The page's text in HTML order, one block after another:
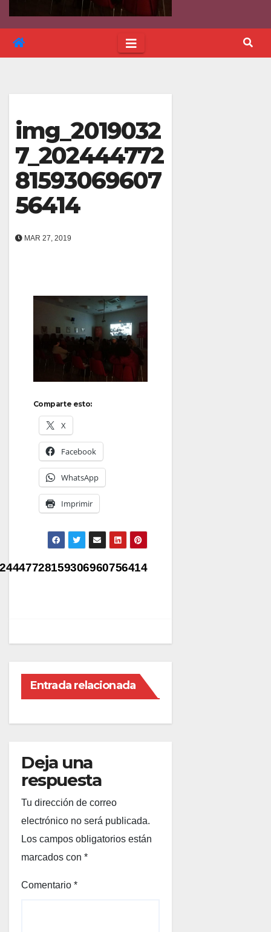
img_2019032
7_202444772
81593069607
56414
MAR 27, 2019
Comparte esto:
X
Facebook
WhatsApp
Imprimir
Navegación
Entrada relacionada
Deja una
respuesta
Tu dirección de correo
electrónico no será publicada.
Los campos obligatorios están
marcados con *
Comentario *